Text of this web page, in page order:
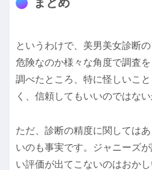
というわけで、美男美女診断
危険なのか様々な角度で調査
調べたところ、特に怪しいこ
く、信頼してもいいのではな
ただ、診断の精度に関しては
いのも事実です。ジャニーズ
い評価が出てこないのはおかし